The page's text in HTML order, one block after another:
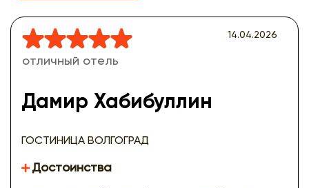
отличный отель
Дамир Хабибуллин
ГОСТИНИЦА ВОЛГОГРАД
14.04.2026
Достоинства